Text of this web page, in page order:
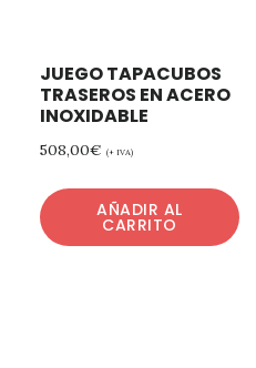
JUEGO TAPACUBOS
TRASEROS EN ACERO
INOXIDABLE
508,00€ (+ IVA)
AÑADIR AL
CARRITO